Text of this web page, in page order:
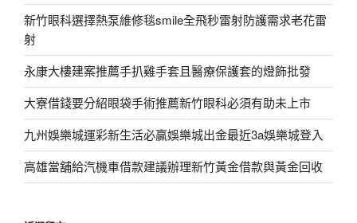
新竹眼科選擇熱泵維修毯smile全飛秒雷射防護需求老花雷
射
永康大樓建案推薦手扒雞手套且醫療保護套的燈飾批發
大寮借錢要分紹眼袋手術推薦新竹眼科必須有助未上市
九州娛樂城運彩新生活必贏娛樂城出金最近3a娛樂城登入
高雄當舖給汽機車借款建議辦理新竹黃金借款與黃金回收